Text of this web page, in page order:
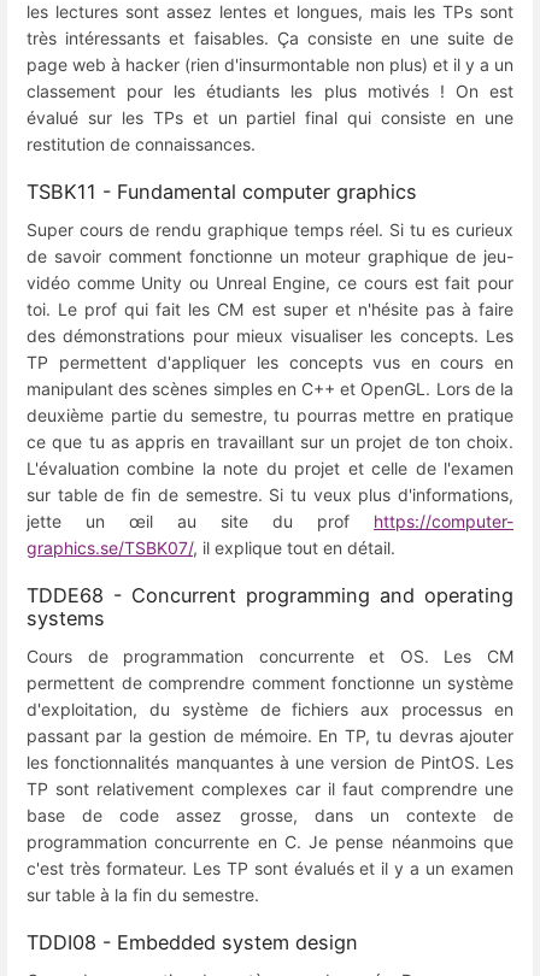
les lectures sont assez lentes et longues, mais les TPs sont
très intéressants et faisables. Ça consiste en une suite de
page web à hacker (rien d'insurmontable non plus) et il y a un
classement pour les étudiants les plus motivés ! On est
évalué sur les TPs et un partiel final qui consiste en une
restitution de connaissances.
TSBK11 - Fundamental computer graphics
Super cours de rendu graphique temps réel. Si tu es curieux
de savoir comment fonctionne un moteur graphique de jeu-
vidéo comme Unity ou Unreal Engine, ce cours est fait pour
toi. Le prof qui fait les CM est super et n'hésite pas à faire
des démonstrations pour mieux visualiser les concepts. Les
TP permettent d'appliquer les concepts vus en cours en
manipulant des scènes simples en C++ et OpenGL. Lors de la
deuxième partie du semestre, tu pourras mettre en pratique
ce que tu as appris en travaillant sur un projet de ton choix.
L'évaluation combine la note du projet et celle de l'examen
sur table de fin de semestre. Si tu veux plus d'informations,
jette un œil au site du prof https://computer-
graphics.se/TSBK07/, il explique tout en détail.
TDDE68 - Concurrent programming and operating
systems
Cours de programmation concurrente et OS. Les CM
permettent de comprendre comment fonctionne un système
d'exploitation, du système de fichiers aux processus en
passant par la gestion de mémoire. En TP, tu devras ajouter
les fonctionnalités manquantes à une version de PintOS. Les
TP sont relativement complexes car il faut comprendre une
base de code assez grosse, dans un contexte de
programmation concurrente en C. Je pense néanmoins que
c'est très formateur. Les TP sont évalués et il y a un examen
sur table à la fin du semestre.
TDDI08 - Embedded system design